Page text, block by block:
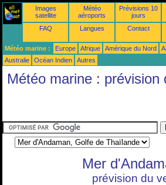
Images
satellite
Météo
aéroports
Prévisions 10
jours
FAQ Langues Contact
Météo marine : Europe Afrique Amérique du Nord
Australie
Océan Indien Autres
Météo marine : prévision
Mer
prévision du